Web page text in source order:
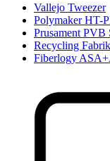
Vallejo Tweezer
Polymaker HT-
Prusament
Recycling
Fiberlogy